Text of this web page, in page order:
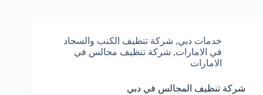
خدمات دبي, شركة تنظيف الكنب والسجاد
في الامارات, شركة تنظيف مجالس في
الامارات
شركة تنظيف المجالس في دبي